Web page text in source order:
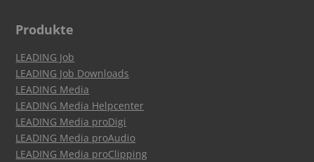
Produkte
LEADING Job
LEADING Job Downloads
LEADING Media
LEADING Media Helpcenter
LEADING Media proDigi
LEADING Media proAudio
LEADING Media proClipping